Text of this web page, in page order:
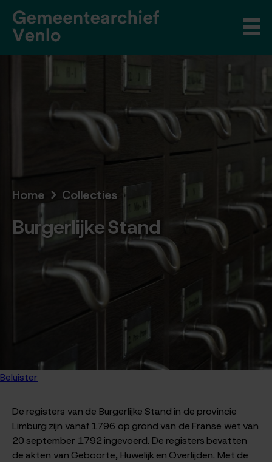
Beluister
Home Collecties
Burgerlijke Stand
De registers van de Burgerlijke Stand in de provincie
Limburg zijn vanaf 1796 op grond van de Franse wet van
20 september 1792 ingevoerd. De registers bevatten
de akten van Geboorte, Huwelijk en Overlijden. Met de